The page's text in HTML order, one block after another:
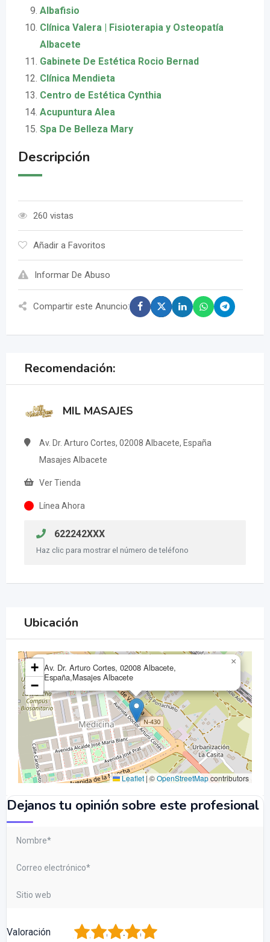
Albafisio
Clínica Valera | Fisioterapia y Osteopatía
Albacete
Gabinete De Estética Rocio Bernad
Clínica Mendieta
Centro de Estética Cynthia
Acupuntura Alea
Spa De Belleza Mary
Descripción
260 vistas
Añadir a Favoritos
Informar De Abuso
Compartir este Anuncio:
Recomendación:
MIL MASAJES
Av. Dr. Arturo Cortes, 02008 Albacete, España
Masajes Albacete
Ver Tienda
Línea Ahora
622242XXX
Haz clic para mostrar el número de teléfono
Ubicación
Av. Dr. Arturo Cortes, 02008 Albacete,
España,Masajes Albacete
×
+
−
Leaflet|©OpenStreetMapcontributors
Dejanos tu opinión sobre este profesional
Valoración 5
4
3
2